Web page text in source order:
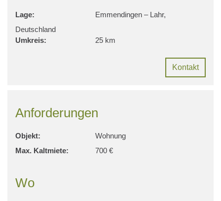
Lage:
Emmendingen – Lahr,
Deutschland
Umkreis:
25 km
Kontakt
Anforderungen
Objekt:
Wohnung
Max. Kaltmiete:
700 €
Wo